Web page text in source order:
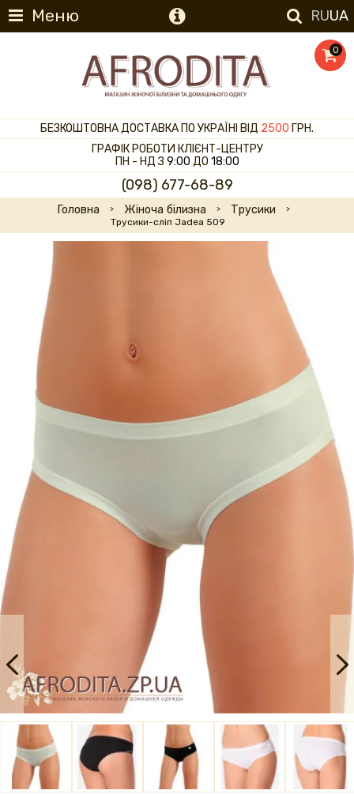
Меню RUUA
0
БЕЗКОШТОВНА ДОСТАВКА ПО УКРАЇНІ ВІД 2500 ГРН.
ГРАФІК РОБОТИ КЛІЄНТ-ЦЕНТРУ
ПН - НД З 9:00 ДО 18:00
(098) 677-68-89
Головна Жіноча білизна Трусики
Трусики-сліп Jadea 509